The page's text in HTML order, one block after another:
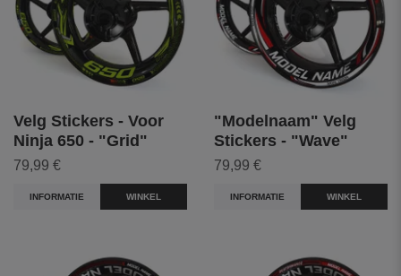
Velg Stickers - Voor
Ninja 650 - "Grid"
79,99 €
INFORMATIE WINKEL
"Modelnaam" Velg
Stickers - "Wave"
79,99 €
INFORMATIE WINKEL